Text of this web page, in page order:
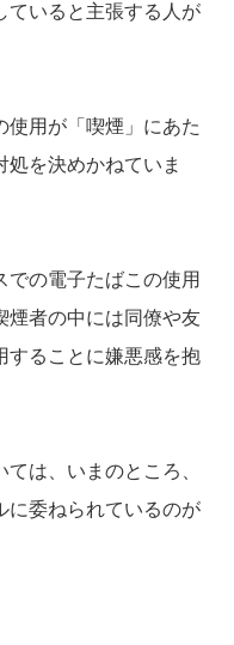
ていると主張する人が
使用が「喫煙」にあた
処を決めかねていま
での電子たばこの使用
煙者の中には同僚や友
することに嫌悪感を抱
は、いまのところ、
に委ねられているのが